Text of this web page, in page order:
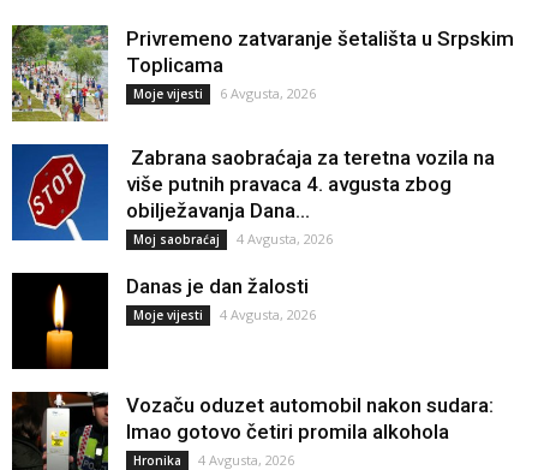
Privremeno zatvaranje šetališta u Srpskim
Toplicama
Moje vijesti 6 Avgusta, 2026
Zabrana saobraćaja za teretna vozila na
više putnih pravaca 4. avgusta zbog
obilježavanja Dana...
Moj saobraćaj 4 Avgusta, 2026
Danas je dan žalosti
Moje vijesti 4 Avgusta, 2026
Vozaču oduzet automobil nakon sudara:
Imao gotovo četiri promila alkohola
Hronika 4 Avgusta, 2026